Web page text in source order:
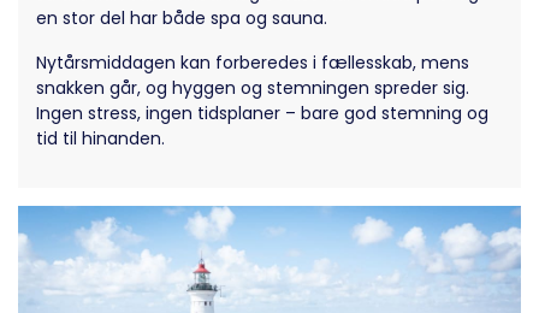
en stor del har både spa og sauna.
Nytårsmiddagen kan forberedes i fællesskab, mens
snakken går, og hyggen og stemningen spreder sig.
Ingen stress, ingen tidsplaner – bare god stemning og
tid til hinanden.